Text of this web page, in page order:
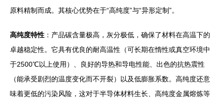
原料精制而成。其核心优势在于“高纯度”与“异形定制”。
高纯度特性 ：产品碳含量极高，灰分极低，确保了材料在高温下的
卓越稳定性。它具有优良的耐高温性（可长期在惰性或真空环境中
于2500℃以上使用）、良好的导热和导电性能、出色的抗热震性
（能承受剧烈的温度变化而不开裂）以及低膨胀系数。高纯度还意
味着更低的污染风险，这对于半导体材料生长、高纯度金属熔炼等